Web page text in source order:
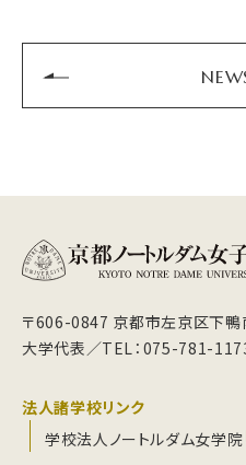
〒606-0847 京都市左京区下鴨
大学代表／TEL：075-781-
法人諸学校リンク
学校法人ノートルダム女学院